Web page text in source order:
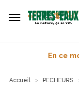
En ce
Accueil PECHEURS